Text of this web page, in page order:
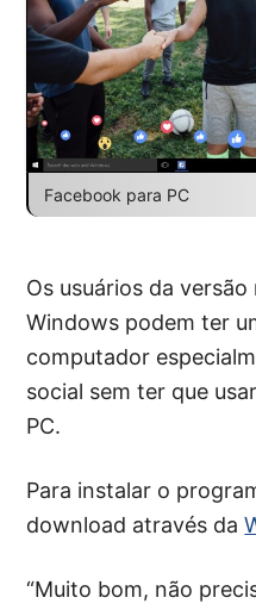
Facebook para PC
Os usuários da
Windows podem ter
computador
social sem ter que
PC.
Para instalar o
download através da
“Muito bom, não